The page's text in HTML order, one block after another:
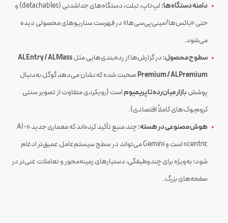
دامنه دستگاه‌ها:
لپ‌تاپ، تبلت، دستگاه‌های جداشدنی (detachables) و
حتی «باکس‌ها/مینی‌پی‌سی‌ها» در فهرست سناریوهای محصولی دیده
می‌شود.
سطوح محصول:در گزارش‌ها از رده‌بندی‌هایی مثلAL Entry / AL Mass
Premium / AL Premiumصحبت شده که نشان می‌دهد گوگل به‌دنبال
پوششبازار میان‌رده تا پریمیوماست (رویکردی متفاوت از تصویر سنتی
کروم‌بوک‌های کاملاً اقتصادی).
هوش مصنوعی در هسته:
چند منبع تأکید کرده‌اند که معماری جدید «AI-
centric» است و Gemini می‌تواند در سطح سیستم‌عامل عمیق‌تر ادغام
شود؛ به‌ویژه برای چندوظیفگی، دستیارهای زمینه‌محور و تعاملات غنی‌تر در
صفحه‌های بزرگ.